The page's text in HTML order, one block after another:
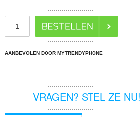
AANBEVOLEN DOOR MYTRENDYPHONE
VRAGEN? STEL ZE NU!